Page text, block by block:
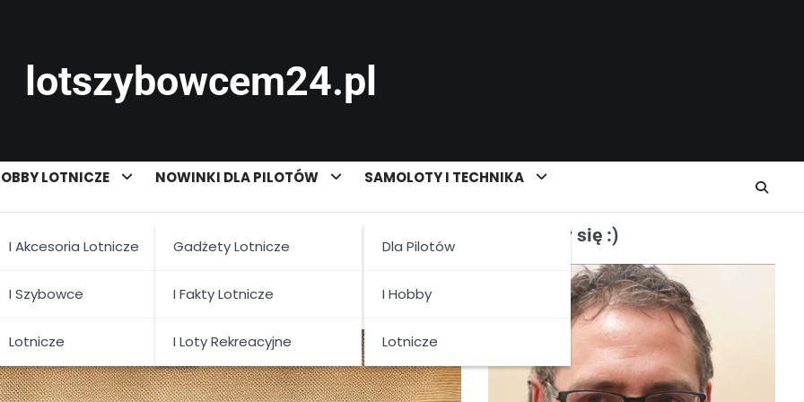
lotszybowcem24.pl
LOTNICZE
I Akcesoria Lotnicze
I Szybowce
Lotnicze
NOWINKI DLA PILOTÓW
Gadżety Lotnicze
I Fakty Lotnicze
I Loty Rekreacyjne
SAMOLOTY I TECHNIKA
Dla Pilotów
I Hobby
Lotnicze
w Polsce
Poznajmy się :)